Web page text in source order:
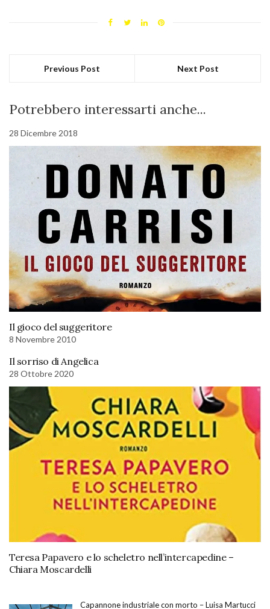
Previous Post Next Post
Potrebbero interessarti anche...
28 Dicembre 2018
Il gioco del suggeritore
8 Novembre 2010
Il sorriso di Angelica
28 Ottobre 2020
Teresa Papavero e lo scheletro nell’intercapedine –
Chiara Moscardelli
Capannone industriale con morto – Luisa Martucci